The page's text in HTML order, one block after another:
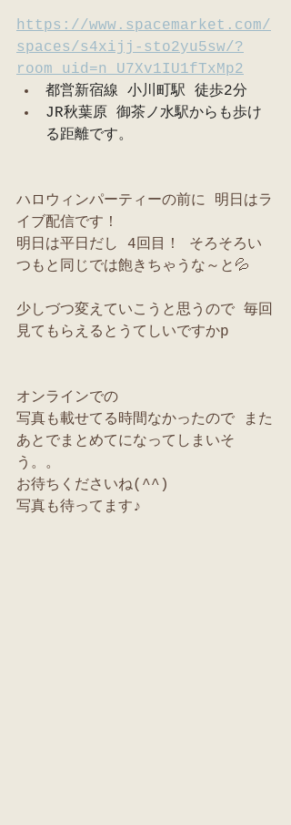
https://www.spacemarket.com/
spaces/s4xijj-sto2yu5sw/?
room_uid=n_U7Xv1IU1fTxMp2
都営新宿線 小川町駅 徒歩2分
JR秋葉原 御茶ノ水駅からも歩け
る距離です。
ハロウィンパーティーの前に 明日はラ
イブ配信です！
明日は平日だし 4回目！ そろそろい
つもと同じでは飽きちゃうな～と💦
少しづつ変えていこうと思うので 毎回
見てもらえるとうてしいですかp
オンラインでの
写真も載せてる時間なかったので また
あとでまとめてになってしまいそ
う。。
お待ちくださいね(^^)
写真も待ってます♪